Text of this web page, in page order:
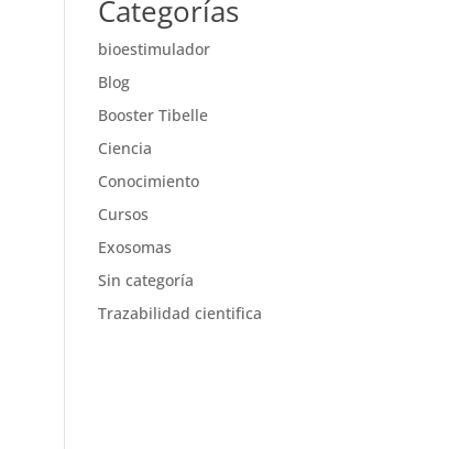
Categorías
bioestimulador
Blog
Booster Tibelle
Ciencia
Conocimiento
Cursos
Exosomas
Sin categoría
Trazabilidad cientifica